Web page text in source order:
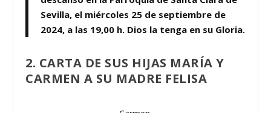
Sevilla, el miércoles 25 de septiembre de
2024, a las 19,00 h. Dios la tenga en su Gloria.
2. CARTA DE SUS HIJAS MARÍA Y
CARMEN A SU MADRE FELISA